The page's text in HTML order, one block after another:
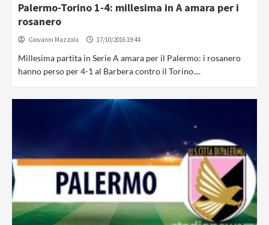
Palermo-Torino 1-4: millesima in A amara per i
rosanero
Giovanni Mazzola 17/10/2016 19:44
Millesima partita in Serie A amara per il Palermo: i rosanero
hanno perso per 4-1 al Barbera contro il Torino....